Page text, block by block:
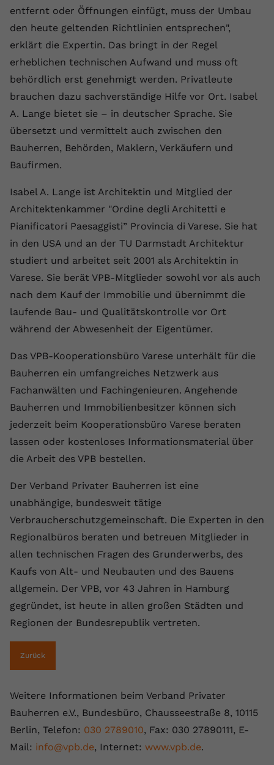
entfernt oder Öffnungen einfügt, muss der Umbau
den heute geltenden Richtlinien entsprechen",
erklärt die Expertin. Das bringt in der Regel
erheblichen technischen Aufwand und muss oft
behördlich erst genehmigt werden. Privatleute
brauchen dazu sachverständige Hilfe vor Ort. Isabel
A. Lange bietet sie – in deutscher Sprache. Sie
übersetzt und vermittelt auch zwischen den
Bauherren, Behörden, Maklern, Verkäufern und
Baufirmen.
Isabel A. Lange ist Architektin und Mitglied der
Architektenkammer "Ordine degli Architetti e
Pianificatori Paesaggisti” Provincia di Varese. Sie hat
in den USA und an der TU Darmstadt Architektur
studiert und arbeitet seit 2001 als Architektin in
Varese. Sie berät VPB-Mitglieder sowohl vor als auch
nach dem Kauf der Immobilie und übernimmt die
laufende Bau- und Qualitätskontrolle vor Ort
während der Abwesenheit der Eigentümer.
Das VPB-Kooperationsbüro Varese unterhält für die
Bauherren ein umfangreiches Netzwerk aus
Fachanwälten und Fachingenieuren. Angehende
Bauherren und Immobilienbesitzer können sich
jederzeit beim Kooperationsbüro Varese beraten
lassen oder kostenloses Informationsmaterial über
die Arbeit des VPB bestellen.
Der Verband Privater Bauherren ist eine
unabhängige, bundesweit tätige
Verbraucherschutzgemeinschaft. Die Experten in den
Regionalbüros beraten und betreuen Mitglieder in
allen technischen Fragen des Grunderwerbs, des
Kaufs von Alt- und Neubauten und des Bauens
allgemein. Der VPB, vor 43 Jahren in Hamburg
gegründet, ist heute in allen großen Städten und
Regionen der Bundesrepublik vertreten.
Zurück
Weitere Informationen beim Verband Privater
Bauherren e.V., Bundesbüro, Chausseestraße 8, 10115
Berlin, Telefon: 030 2789010, Fax: 030 27890111, E-
Mail: info@vpb.de, Internet: www.vpb.de.
Name yt-remote-connected-devices
Anbieter Youtube.com
Laufzeit Session
Zweck
YouTube setzt diesen Cookie, um die
speichern, der eingebettete YouTube-
Videos verwendet.